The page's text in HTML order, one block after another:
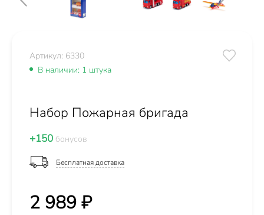
Артикул: 6330
В наличии: 1 штука
Набор Пожарная бригада
+150 бонусов
Бесплатная доставка
2 989 ₽